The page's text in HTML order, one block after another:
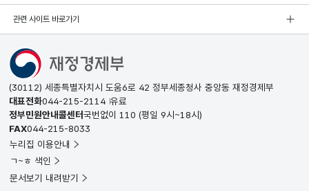
관련 사이트 바로가기
(30112) 세종특별자치시 도움6로 42 정부세종청사 중앙동 재정경제부
대표전화044-215-2114 유료
정부민원안내콜센터국번없이 110 (평일 9시~18시)
FAX044-215-8033
누리집 이용안내
ㄱ~ㅎ 색인
문서보기 내려받기